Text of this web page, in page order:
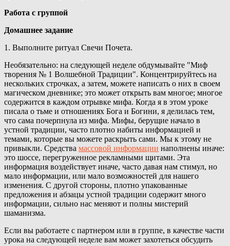
Работа с группой
Домашнее задание
1. Выполните ритуал Свечи Почета.
Необязательно: на следующей неделе обдумывайте "Миф
творения № 1 Волшебной Традиции". Концентрируйтесь на
нескольких строчках, а затем, можете написать о них в своем
магическом дневнике; это может открыть вам многое; многое
содержится в каждом отрывке мифа. Когда я в этом уроке
писала о тьме и отношениях Бога и Богини, я делилась тем,
что сама почерпнула из мифа. Мифы, берущие начало в
устной традиции, часто плотно набиты информацией и
темами, которые вы можете раскрыть сами. Мы к этому не
привыкли. Средства массовой информации наполнены иначе:
это шоссе, перегруженное рекламными щитами. Эта
информация воздействует иначе, часто давая нам стимул, но
мало информации, или мало возможностей для нашего
изменения. С другой стороны, плотно упакованные
предложения и абзацы устной традиции содержит много
информации, сильно нас меняют и полны мистерий
шаманизма.
Если вы работаете с партнером или в группе, в качестве части
урока на следующей неделе вам может захотеться обсудить